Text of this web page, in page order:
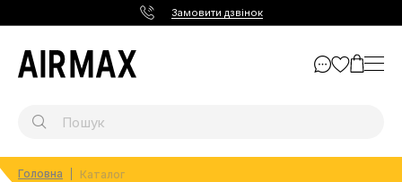
Замовити дзвінок
Головна Каталог